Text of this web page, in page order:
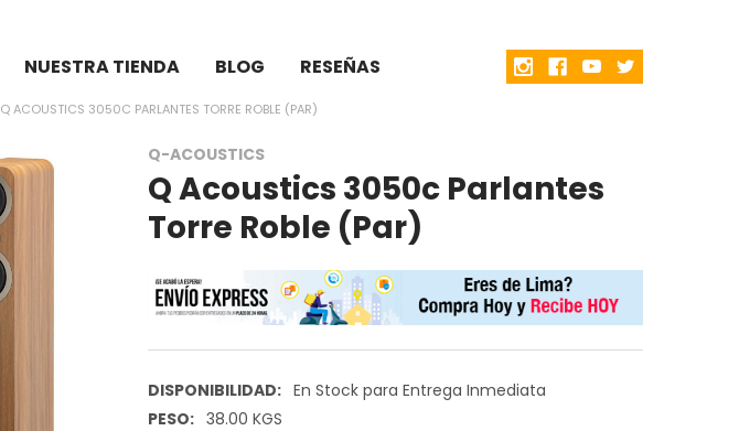
NUESTRA TIENDA BLOG RESEÑAS
Q ACOUSTICS 3050C PARLANTES TORRE ROBLE (PAR)
Q-ACOUSTICS
Q Acoustics 3050c Parlantes
Torre Roble (Par)
DISPONIBILIDAD: En Stock para Entrega Inmediata
PESO: 38.00 KGS